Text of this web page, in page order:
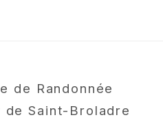
de Randonnée
de Saint-Broladre